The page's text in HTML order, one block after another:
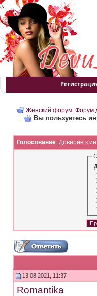
Женский форум. Форум
Вы пользуетесь
Голосование: Доверие к
13.08.2021, 11:37
Romantika